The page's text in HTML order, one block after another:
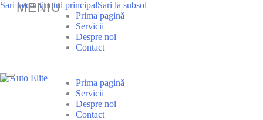
Sari la conținutul principalSari la subsol
Prima pagină
Servicii
Despre noi
Contact
Prima pagină
Servicii
Despre noi
Contact